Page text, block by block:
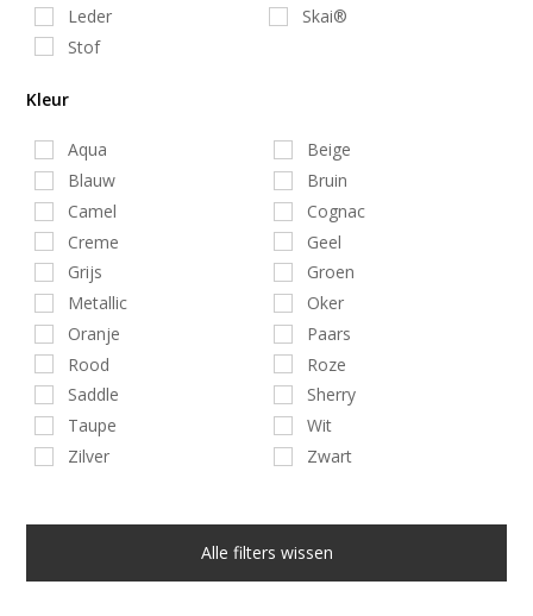
Leder
Skai®
Stof
Kleur
Aqua
Beige
Blauw
Bruin
Camel
Cognac
Creme
Geel
Grijs
Groen
Metallic
Oker
Oranje
Paars
Rood
Roze
Saddle
Sherry
Taupe
Wit
Zilver
Zwart
Alle filters wissen